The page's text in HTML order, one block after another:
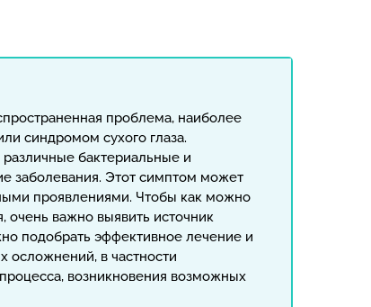
проблема, наиболее
синдромом сухого глаза.
бактериальные и
заболевания. Этот симптом может
проявлениями. Чтобы как можно
очень важно выявить источник
подобрать эффективное лечение и
осложнений, в частности
возникновения возможных